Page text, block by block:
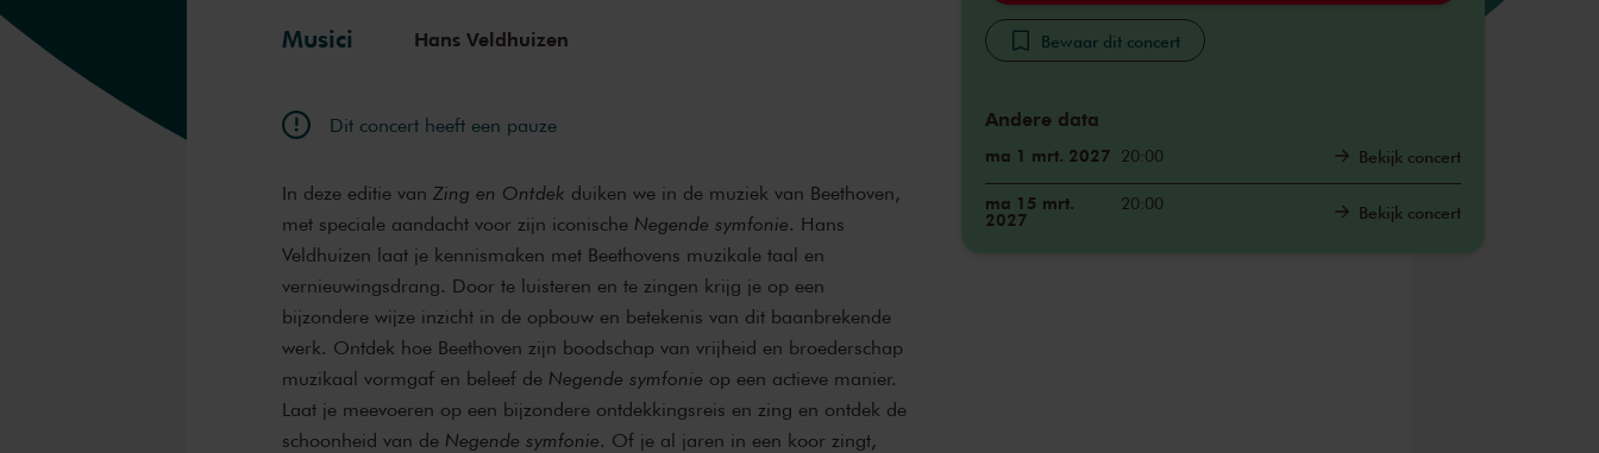
Bewaar dit concert
Andere data
ma 1 mrt. 2027 20:00 Bekijk concert
ma 15 mrt.
2027
20:00 Bekijk concert
Musici Hans Veldhuizen
Dit concert heeft een pauze
In deze editie vanZing en Ontdek duiken we in de muziek van Beethoven,
met speciale aandacht voor zijn iconische Negende symfonie. Hans
Veldhuizen laat je kennismaken met Beethovens muzikale taal en
vernieuwingsdrang. Door te luisteren en te zingen krijg je op een
bijzondere wijze inzicht in de opbouw en betekenis van dit baanbrekende
werk. Ontdek hoe Beethoven zijn boodschap van vrijheid en broederschap
muzikaal vormgaf en beleef de Negende symfonie op een actieve manier.
Laat je meevoeren op een bijzondere ontdekkingsreis en zing en ontdek de
schoonheid van de Negende symfonie. Of je al jaren in een koor zingt,